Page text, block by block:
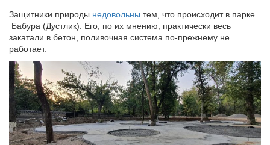
Защитники природы недовольны тем, что происходит в парке
Бабура (Дустлик). Его, по их мнению, практически весь
закатали в бетон, поливочная система по-прежнему не
работает.